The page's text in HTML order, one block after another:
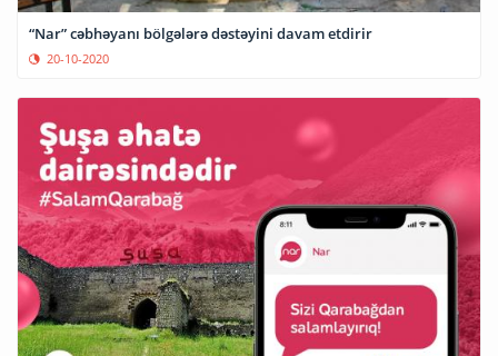
“Nar” cəbhəyanı bölgələrə dəstəyini davam etdirir
20-10-2020